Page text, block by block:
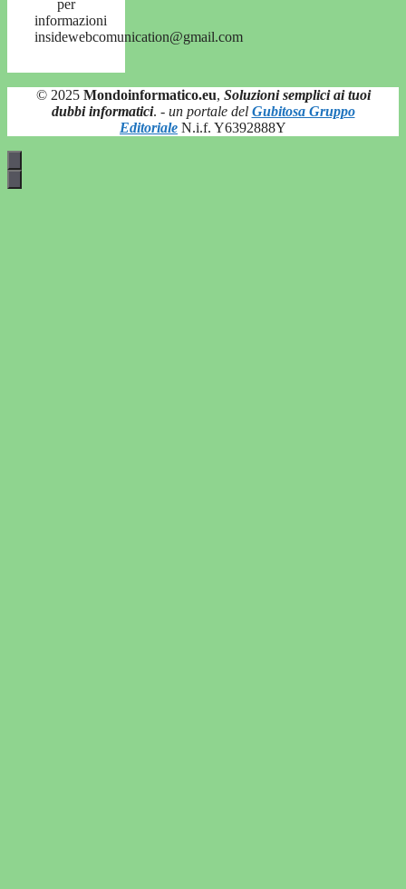
per
informazioni
insidewebcomunication@gmail.com
© 2025 Mondoinformatico.eu, Soluzioni semplici ai tuoi
dubbi informatici. - un portale del Gubitosa Gruppo
Editoriale N.i.f. Y6392888Y